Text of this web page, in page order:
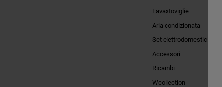
Lavastoviglie
Aria condizionata
Set elettrodomestici
Accessori
Ricambi
Wcollection